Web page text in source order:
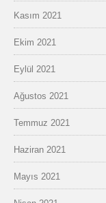
Kasım 2021
Ekim 2021
Eylül 2021
Ağustos 2021
Temmuz 2021
Haziran 2021
Mayıs 2021